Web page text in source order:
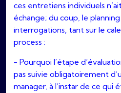
ces entretiens individuels
échange; du coup, le
interrogations, tant sur le
process :
- Pourquoi l’étape
pas suivie obligatoirement
manager, à l’instar de ce qui